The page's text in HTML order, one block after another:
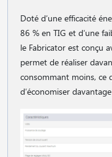
Doté d′une efficacité
86 % en TIG et d′une
le Fabricator est conçu
permet de réaliser
consommant moins, ce
d′économiser